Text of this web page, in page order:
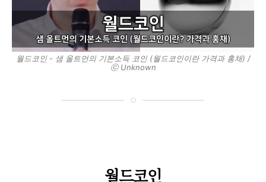
월드코인 - 샘 올트먼의 기본소득 코인 (월드코인이란 가격과 홍채) /
ⓒ Unknown
월드코인